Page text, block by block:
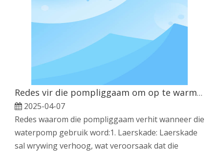
Redes vir die pompliggaam om op te warm wanneer die waterpomp gebruik word
2025-04-07
Redes waarom die pompliggaam verhit wanneer die
waterpomp gebruik word:‌1. Laerskade: Laerskade
sal wrywing verhoog, wat veroorsaak dat die